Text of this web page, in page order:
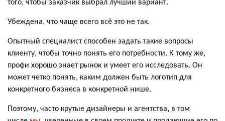
Убеждена, что чаще всего всё это не так.
Опытный специалист способен задать такие вопросы
клиенту, чтобы точно понять его потребности. К тому же,
профи хорошо знает рынок и умеет его исследовать. Он
может четко понять, каким должен быть логотип для
конкретного бизнеса в конкретной нише.
Поэтому, часто крутые дизайнеры и агентства, в том